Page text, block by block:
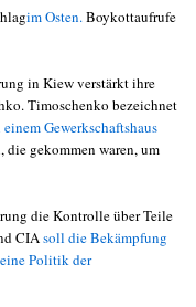
im Osten. Boykottaufrufe
in Kiew verstärkt ihre
Timoschenko bezeichnet
Gewerkschaftshaus
die gekommen waren, um
die Kontrolle über Teile
CIA soll die Bekämpfung
Politik der